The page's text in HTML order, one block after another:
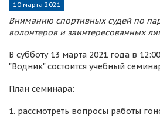
10 марта 2021
Вниманию спортивных судей по
волонтеров и заинтересованных
В субботу 13 марта 2021 года в
"Водник" состоится учебный
План семинара:
1. рассмотреть вопросы работы